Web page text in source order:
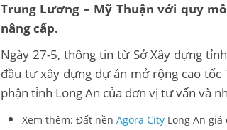
Trung Lương – Mỹ Thuận với quy
nâng cấp.
Ngày 27-5, thông tin từ Sở Xây dựng
đầu tư xây dựng dự án mở rộng cao tốc
phận tỉnh Long An của đơn vị tư vấn và
Xem thêm: Đất nền Agora City Long An